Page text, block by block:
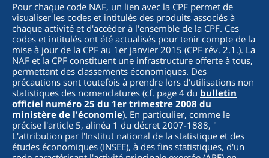
Pour chaque code NAF, un lien avec la CPF permet de
visualiser les codes et intitulés des produits associés à
chaque activité et d'accéder à l'ensemble de la CPF. Ces
codes et intitulés ont été actualisés pour tenir compte de la
mise à jour de la CPF au 1er janvier 2015 (CPF rév. 2.1.). La
NAF et la CPF constituent une infrastructure offerte à tous,
permettant des classements économiques. Des
précautions sont toutefois à prendre lors d'utilisations non
statistiques des nomenclatures (cf. page 4 du bulletin
officiel numéro 25 du 1er trimestre 2008 du
ministère de l'économie). En particulier, comme le
précise l'article 5, alinéa 1 du décret 2007-1888, "
L'attribution par l'Institut national de la statistique et des
études économiques (INSEE), à des fins statistiques, d'un